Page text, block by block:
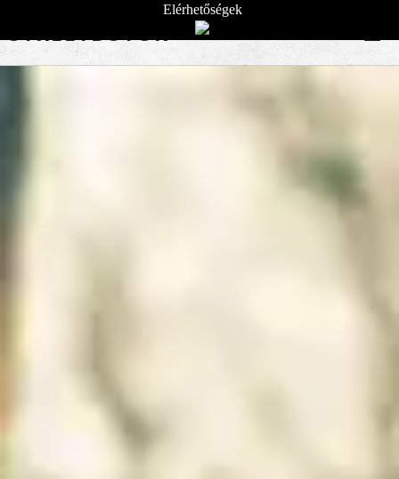
STREETBÚTOR
Elérhetőségek